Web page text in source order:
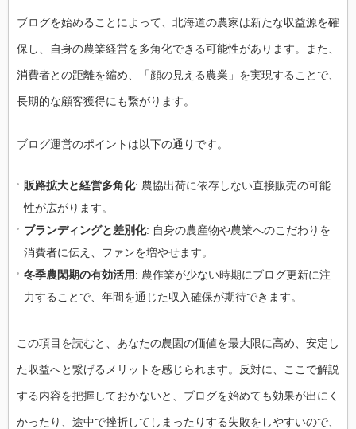
ブログを始めることによって、北海道の農家は新たな収益源を確
保し、自身の農業経営を多角化できる可能性があります。また、
消費者との距離を縮め、「顔の見える農業」を実現することで、
長期的な顧客獲得にも繋がります。
ブログ運営のポイントは以下の通りです。
販路拡大と経営多角化: 農協出荷に依存しない直接販売の可能
性が広がります。
ブランディングと差別化: 自身の農産物や農業へのこだわりを
消費者に伝え、ファンを増やせます。
冬季農閑期の有効活用: 農作業が少ない時期にブログ更新に注
力することで、年間を通じた収入確保が期待できます。
この項目を読むと、あなたの農園の価値を最大限に高め、安定し
た収益へと繋げるメリットを感じられます。反対に、ここで解説
する内容を把握しておかないと、ブログを始めても効果が出にく
かったり、途中で挫折してしまったりする失敗をしやすいので、